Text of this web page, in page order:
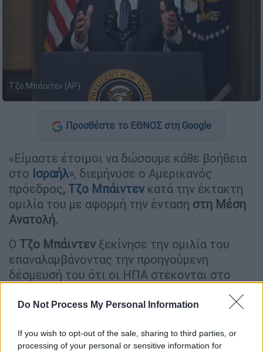
Do Not Process My Personal Information
If you wish to opt-out of the sale, sharing to third parties, or
processing of your personal or sensitive information for
Τζο Μπάιντεν (AP)
Προσθέστε το ΕΘΝΟΣ στη Google
«Είμαστε έτοιμοι να δώσουμε κάθε βοήθεια
στο Ισραήλ», διεμήνυσε ο Αμερικανός
πρόεδρος, Τζο Μπάιντεν κατά την έκτακτη
ομιλία του με αφορμή την ένταση στη Μέση
Ανατολή.
Ο Τζο Μπάιντεν ξεκίνησε την ομιλία του
επαναλαμβάνοντας την προηγούμενη
δέσμευσή του ότι οι ΗΠΑ στέκονται στο
ποτέ να τους καλύψουν».
ΔΙΑΒΑΣΤΕ ΕΠΙΣΗΣ